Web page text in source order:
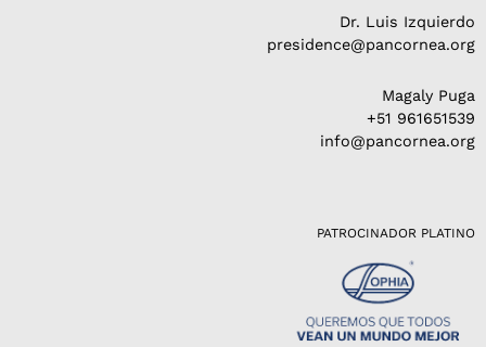
Dr. Luis Izquierdo
presidence@pancornea.org
Magaly Puga
+51 961651539
info@pancornea.org
PATROCINADOR PLATINO